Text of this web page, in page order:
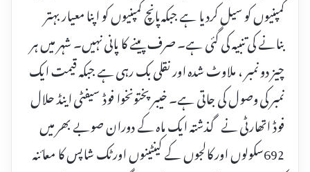
کمپنیوں کو سیل کردیا ہے جبکہ پانچ کمپنیوں کو اپنا معیار بہتر
بنانے کی تنبیہ کی گئی ہے۔ صرف پینے کا پانی نہیں۔ شہر میں ہر
چیز دو نمبر ، ملاوٹ شدہ اور نقلی بک رہی ہے جبکہ قیمت ایک
نمبر کی وصول کی جاتی ہے۔ خیبر پختونخوا فوڈ سیفٹی اینڈ حلال
فوڈ اتھارٹی نے گذشتہ ایک ماہ کے دوران صوبے بھر میں
692سکولوں اور کالجوں کے کینٹینوں اور ٹک شاپس کا معائنہ